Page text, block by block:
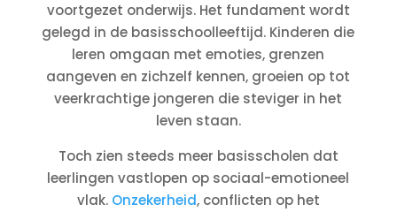
voortgezet onderwijs. Het fundament wordt
gelegd in de basisschoolleeftijd. Kinderen die
leren omgaan met emoties, grenzen
aangeven en zichzelf kennen, groeien op tot
veerkrachtige jongeren die steviger in het
leven staan.
Toch zien steeds meer basisscholen dat
leerlingen vastlopen op sociaal-emotioneel
vlak. Onzekerheid, conflicten op het